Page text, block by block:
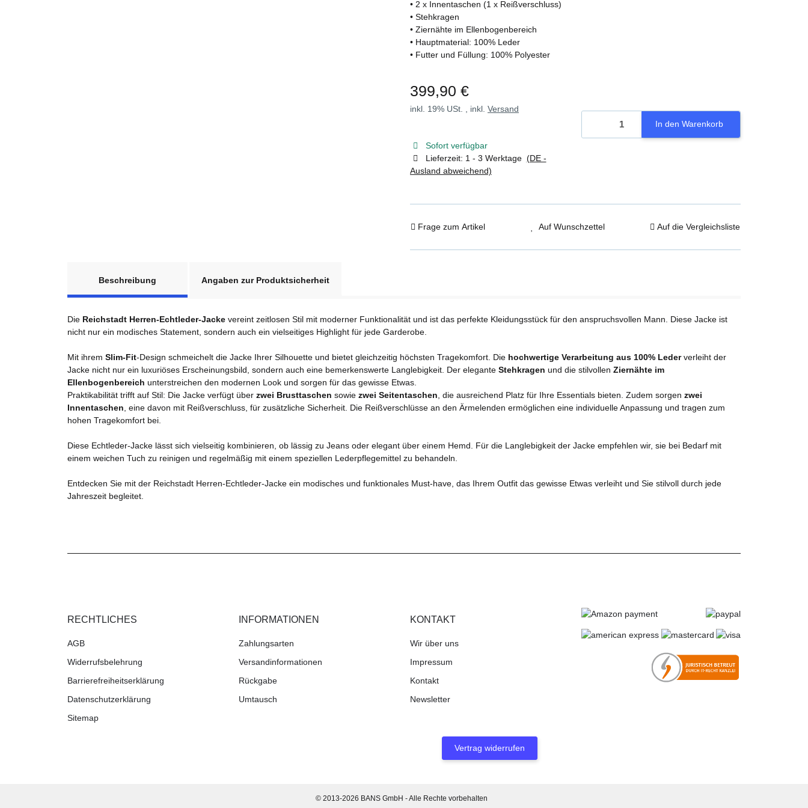
• 2 x Innentaschen (1 x Reißverschluss)
• Stehkragen
• Ziernähte im Ellenbogenbereich
• Hauptmaterial: 100% Leder
• Futter und Füllung: 100% Polyester
399,90 €
inkl. 19% USt. , inkl. Versand
Sofort verfügbar
Lieferzeit: 1 - 3 Werktage (DE -
Ausland abweichend)
In den Warenkorb
Frage zum Artikel Auf Wunschzettel Auf die Vergleichsliste
Beschreibung
Angaben zur Produktsicherheit
Die Reichstadt Herren-Echtleder-Jacke vereint zeitlosen Stil mit moderner Funktionalität und ist das perfekte Kleidungsstück für den anspruchsvollen Mann. Diese Jacke ist
nicht nur ein modisches Statement, sondern auch ein vielseitiges Highlight für jede Garderobe.
Mit ihrem Slim-Fit-Design schmeichelt die Jacke Ihrer Silhouette und bietet gleichzeitig höchsten Tragekomfort. Die hochwertige Verarbeitung aus 100% Lederverleiht der
Jacke nicht nur ein luxuriöses Erscheinungsbild, sondern auch eine bemerkenswerte Langlebigkeit. Der elegante Stehkragen und die stilvollen Ziernähte im
Ellenbogenbereich unterstreichen den modernen Look und sorgen für das gewisse Etwas.
Praktikabilität trifft auf Stil: Die Jacke verfügt über zwei Brusttaschen sowie zwei Seitentaschen , die ausreichend Platz für Ihre Essentials bieten. Zudem sorgen zwei
Innentaschen , eine davon mit Reißverschluss, für zusätzliche Sicherheit. Die Reißverschlüsse an den Ärmelenden ermöglichen eine individuelle Anpassung und tragen zum
hohen Tragekomfort bei.
Diese Echtleder-Jacke lässt sich vielseitig kombinieren, ob lässig zu Jeans oder elegant über einem Hemd. Für die Langlebigkeit der Jacke empfehlen wir, sie bei Bedarf mit
einem weichen Tuch zu reinigen und regelmäßig mit einem speziellen Lederpflegemittel zu behandeln.
Entdecken Sie mit der Reichstadt Herren-Echtleder-Jacke ein modisches und funktionales Must-have, das Ihrem Outfit das gewisse Etwas verleiht und Sie stilvoll durch jede
Jahreszeit begleitet.
RECHTLICHES
AGB
Widerrufsbelehrung
Barrierefreiheitserklärung
Datenschutzerklärung
Sitemap
INFORMATIONEN
Zahlungsarten
Versandinformationen
Rückgabe
Umtausch
KONTAKT
Wir über uns
Impressum
Kontakt
Newsletter
Vertrag widerrufen
© 2013-2026 BANS GmbH - Alle Rechte vorbehalten